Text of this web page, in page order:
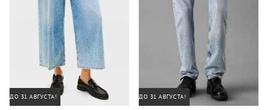
ДО 31 АВГУСТА! ДО 31 АВГУСТА!